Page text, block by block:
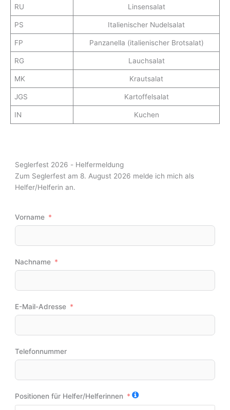
e
a
v
:
RU Linsensalat
PS Italienischer Nudelsalat
FP Panzanella (italienischer Brotsalat)
RG Lauchsalat
MK Krautsalat
JGS Kartoffelsalat
IN Kuchen
Seglerfest 2026 - Helfermeldung
Zum Seglerfest am 8. August 2026 melde ich mich als
Helfer/Helferin an.
Vorname
Nachname
E-Mail-Adresse
Telefonnummer
Positionen für Helfer/Helferinnen